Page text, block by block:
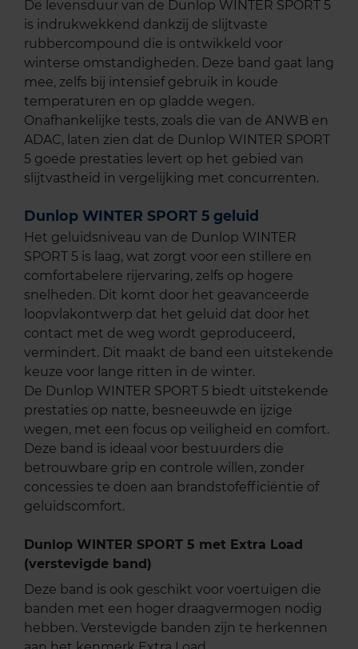
De levensduur van de Dunlop WINTER SPORT 5
is indrukwekkend dankzij de slijtvaste
rubbercompound die is ontwikkeld voor
winterse omstandigheden. Deze band gaat lang
mee, zelfs bij intensief gebruik in koude
temperaturen en op gladde wegen.
Onafhankelijke tests, zoals die van de ANWB en
ADAC, laten zien dat de Dunlop WINTER SPORT
5 goede prestaties levert op het gebied van
slijtvastheid in vergelijking met concurrenten.
Dunlop WINTER SPORT 5 geluid
Het geluidsniveau van de Dunlop WINTER
SPORT 5 is laag, wat zorgt voor een stillere en
comfortabelere rijervaring, zelfs op hogere
snelheden. Dit komt door het geavanceerde
loopvlakontwerp dat het geluid dat door het
contact met de weg wordt geproduceerd,
vermindert. Dit maakt de band een uitstekende
keuze voor lange ritten in de winter.
De Dunlop WINTER SPORT 5 biedt uitstekende
prestaties op natte, besneeuwde en ijzige
wegen, met een focus op veiligheid en comfort.
Deze band is ideaal voor bestuurders die
betrouwbare grip en controle willen, zonder
concessies te doen aan brandstofefficiëntie of
geluidscomfort.
Dunlop WINTER SPORT 5 met Extra Load
(verstevigde band)
Deze band is ook geschikt voor voertuigen die
banden met een hoger draagvermogen nodig
hebben. Verstevigde banden zijn te herkennen